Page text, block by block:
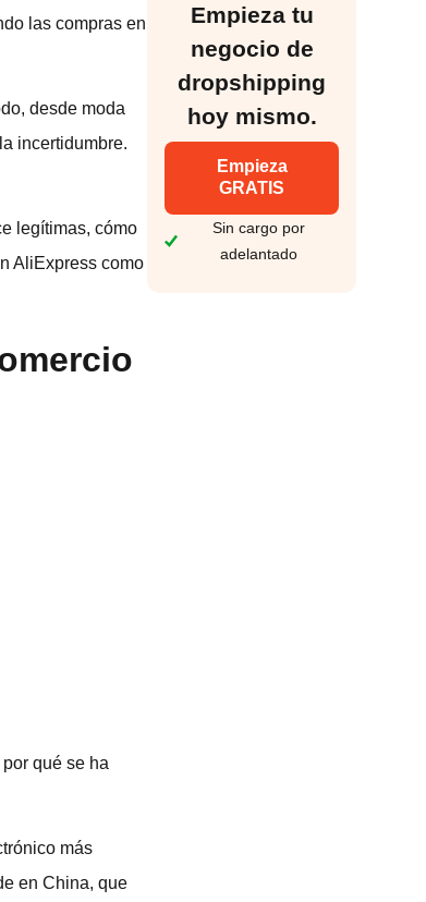
las compras en
desde moda
incertidumbre.
legítimas, cómo
AliExpress como
qué se ha
más
en China, que
Empieza tu
negocio de
dropshipping
hoy mismo.
Empieza
GRATIS
Sin cargo por
adelantado